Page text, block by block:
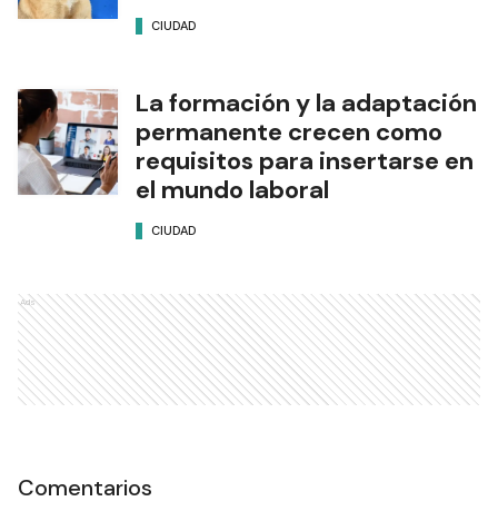
CIUDAD
La formación y la adaptación
permanente crecen como
requisitos para insertarse en
el mundo laboral
CIUDAD
Ads
Comentarios